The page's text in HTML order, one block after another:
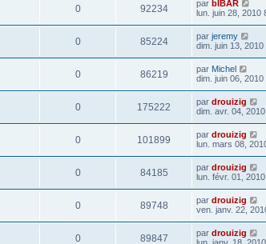
0 92234 par bIBAR
lun. juin 28, 2010
0 85224 par jeremy
dim. juin 13, 2010
0 86219 par Michel
dim. juin 06,
0 175222 par drouizig
dim. avr. 04,
0 101899 par drouizig
lun. mars 08,
0 84185 par drouizig
lun. févr. 01,
0 89748 par drouizig
ven. janv. 22,
0 89847 par drouizig